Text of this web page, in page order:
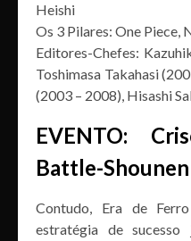
Heishi
Os 3 Pilares: One Piece,
Editores-Chefes:
Toshimasa Takahasi
(2003 – 2008), Hisashi
EVENTO:
Battle-
Contudo, Era de
estratégia de